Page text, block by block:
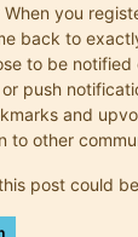
you
back to
to be notified
push
and
to other
post could